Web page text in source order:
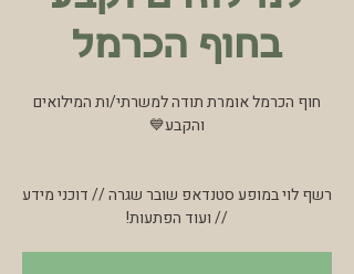
בחוף הכרמל
חוף הכרמל אומרת תודה למשרתי/ות המילואים
רשף לוי במופע סטנדאפ שובר שגרה // דוכני מידע
// ועוד הפתעות!